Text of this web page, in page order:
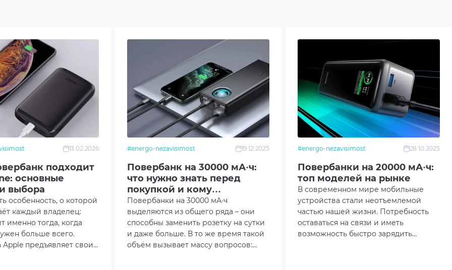
Type-C 13.02.2026
подходит
основные
выбора
особенность, о которой
каждый владелец:
именно тогда, когда
больше всего.
Apple предъявляет свои
#energo-nezavisimost 19.12.2025
Повербанк на 30000 мА·ч:
что нужно знать перед
покупкой и кому
действительно подходит
такая ёмкость?
Повербанки на 30000 мА·ч
выделяются из общего ряда – они
способны заменить розетку на сутки
и даже больше. В то же время такой
объём вызывает массу вопросов:
#energo-nezavisimost 28.10.2025
Повербанки на 20000 мА·ч:
топ моделей на рынке
В современном мире мобильные
устройства стали неотъемлемой
частью нашей жизни. Потребность
оставаться на связи и иметь
возможность быстро зарядить